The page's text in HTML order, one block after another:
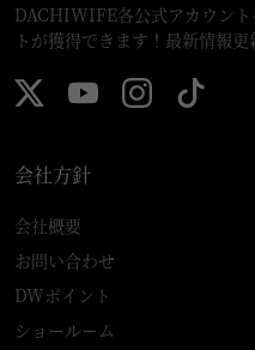
DACHIWIFE各公式アカウン
トが獲得できます！最新情報更
会社方針
会社概要
お問い合わせ
DWポイント
ショールーム